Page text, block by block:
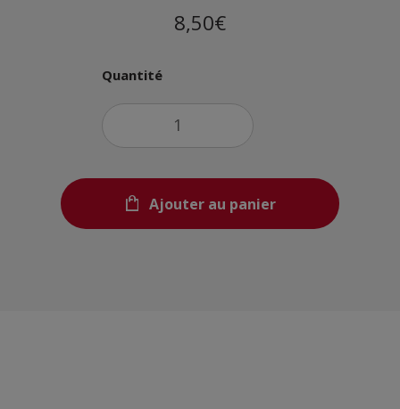
8,50€
Quantité
Ajouter au panier